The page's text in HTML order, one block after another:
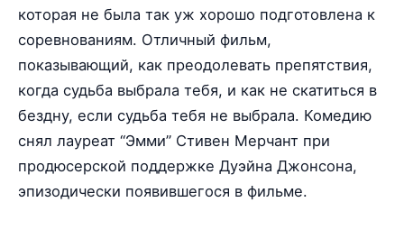
которая не была так уж хорошо подготовлена к
соревнованиям. Отличный фильм,
показывающий, как преодолевать препятствия,
когда судьба выбрала тебя, и как не скатиться в
бездну, если судьба тебя не выбрала. Комедию
снял лауреат “Эмми” Стивен Мерчант при
продюсерской поддержке Дуэйна Джонсона,
эпизодически появившегося в фильме.